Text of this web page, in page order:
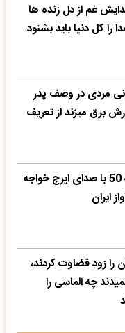
غم از دل زنده ها
را کل دنیا باید بشنود
مردی در وصف پدر
برق میزند از تعریف
رادیو ایران دهه 50 با صدای ایرج خواجه
ایران
را زود قضاوت کردند،
چه الماسی را